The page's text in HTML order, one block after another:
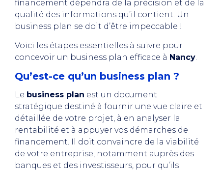
financement dépendra de la précision et de la
qualité des informations qu’il contient. Un
business plan se doit d’être impeccable !
Voici les étapes essentielles à suivre pour
concevoir un business plan efficace à Nancy.
Qu’est-ce qu’un business plan ?
Le business plan est un document
stratégique destiné à fournir une vue claire et
détaillée de votre projet, à en analyser la
rentabilité et à appuyer vos démarches de
financement. Il doit convaincre de la viabilité
de votre entreprise, notamment auprès des
banques et des investisseurs, pour qu’ils